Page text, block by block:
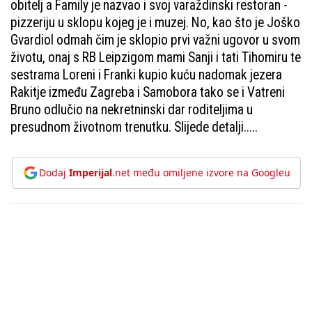
obitelj a Family je nazvao i svoj varaždinski restoran -
pizzeriju u sklopu kojeg je i muzej. No, kao što je Joško
Gvardiol odmah čim je sklopio prvi važni ugovor u svom
životu, onaj s RB Leipzigom mami Sanji i tati Tihomiru te
sestrama Loreni i Franki kupio kuću nadomak jezera
Rakitje između Zagreba i Samobora tako se i Vatreni
Bruno odlučio na nekretninski dar roditeljima u
presudnom životnom trenutku. Slijede detalji.....
Dodaj Imperijal.net među omiljene izvore na Googleu